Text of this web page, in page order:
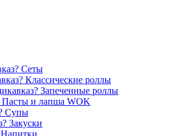
Сеты
Классические роллы
Запеченные роллы
Пасты и лапша WOK
Супы
Закуски
Напитки